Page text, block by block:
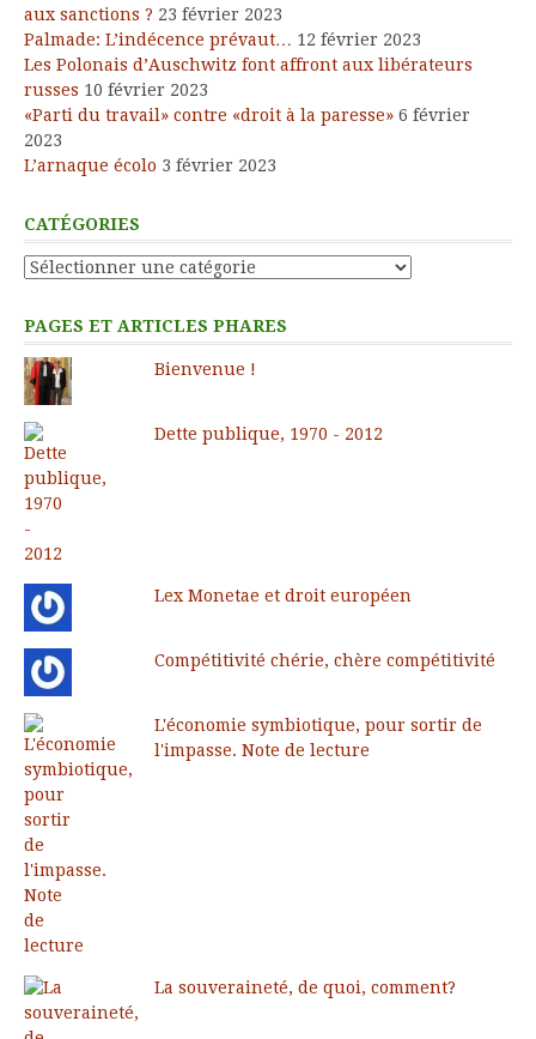
aux sanctions ? 23 février 2023
Palmade: L’indécence prévaut… 12 février 2023
Les Polonais d’Auschwitz font affront aux libérateurs
russes 10 février 2023
«Parti du travail» contre «droit à la paresse» 6 février
2023
L’arnaque écolo 3 février 2023
CATÉGORIES
Catégories
PAGES ET ARTICLES PHARES
Bienvenue !
Dette publique, 1970 - 2012
Lex Monetae et droit européen
Compétitivité chérie, chère compétitivité
L'économie symbiotique, pour sortir de
l'impasse. Note de lecture
La souveraineté, de quoi, comment?